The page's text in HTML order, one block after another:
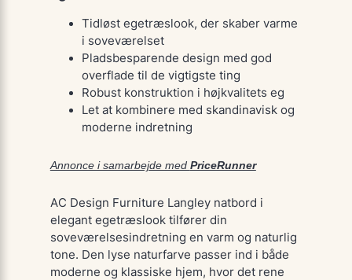
Tidløst egetræslook, der skaber varme
i soveværelset
Pladsbesparende design med god
overflade til de vigtigste ting
Robust konstruktion i højkvalitets eg
Let at kombinere med skandinavisk og
moderne indretning
Annonce i samarbejde med PriceRunner
AC Design Furniture Langley natbord i
elegant egetræslook tilfører din
soveværelsesindretning en varm og naturlig
tone. Den lyse naturfarve passer ind i både
moderne og klassiske hjem, hvor det rene